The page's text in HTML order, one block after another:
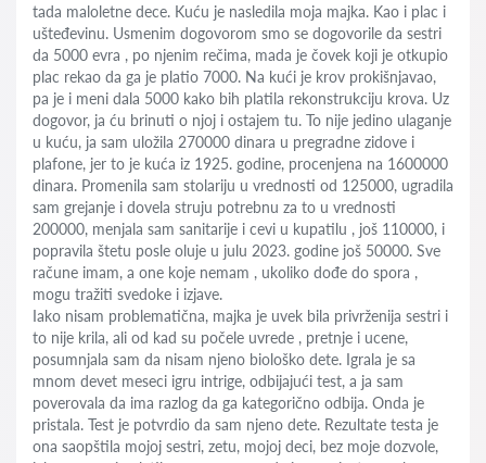
tada maloletne dece. Kuću je nasledila moja majka. Kao i plac i
ušteđevinu. Usmenim dogovorom smo se dogovorile da sestri
da 5000 evra , po njenim rečima, mada je čovek koji je otkupio
plac rekao da ga je platio 7000. Na kući je krov prokišnjavao,
pa je i meni dala 5000 kako bih platila rekonstrukciju krova. Uz
dogovor, ja ću brinuti o njoj i ostajem tu. To nije jedino ulaganje
u kuću, ja sam uložila 270000 dinara u pregradne zidove i
plafone, jer to je kuća iz 1925. godine, procenjena na 1600000
dinara. Promenila sam stolariju u vrednosti od 125000, ugradila
sam grejanje i dovela struju potrebnu za to u vrednosti
200000, menjala sam sanitarije i cevi u kupatilu , još 110000, i
popravila štetu posle oluje u julu 2023. godine još 50000. Sve
račune imam, a one koje nemam , ukoliko dođe do spora ,
mogu tražiti svedoke i izjave.
Iako nisam problematična, majka je uvek bila privrženija sestri i
to nije krila, ali od kad su počele uvrede , pretnje i ucene,
posumnjala sam da nisam njeno biološko dete. Igrala je sa
mnom devet meseci igru intrige, odbijajući test, a ja sam
poverovala da ima razlog da ga kategorično odbija. Onda je
pristala. Test je potvrdio da sam njeno dete. Rezultate testa je
ona saopštila mojoj sestri, zetu, mojoj deci, bez moje dozvole,